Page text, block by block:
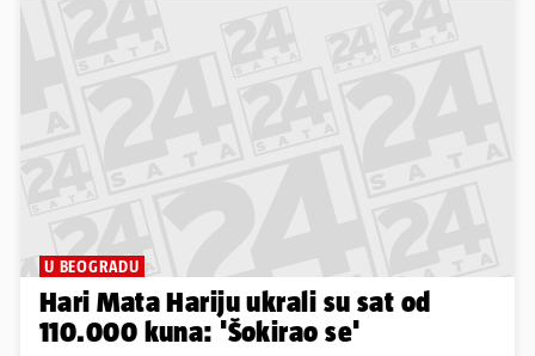
U BEOGRADU
Hari Mata Hariju ukrali su sat od
110.000 kuna: 'Šokirao se'